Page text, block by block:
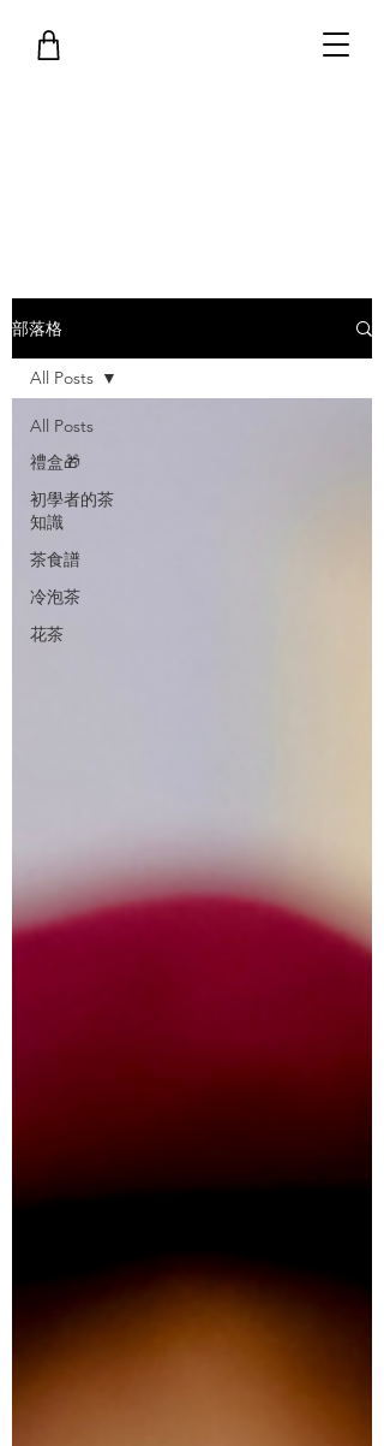
部落格
All Posts
禮盒🎁
初學者的茶
知識
茶食譜
冷泡茶
花茶
All Posts